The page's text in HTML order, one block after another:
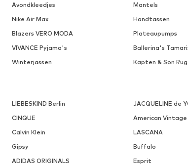
Avondkleedjes Mantels
Nike Air Max Handtassen
Blazers VERO MODA Plateaupumps
VIVANCE Pyjama's Ballerina's
Winterjassen Kapten & Son
LIEBESKIND Berlin JACQUELINE de
CINQUE American Vintage
Calvin Klein LASCANA
Gipsy Buffalo
ADIDAS ORIGINALS Esprit